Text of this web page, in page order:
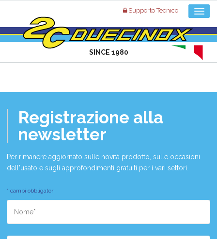
Supporto Tecnico
SINCE 1980
Registrazione alla
newsletter
Per rimanere aggiornato sulle novità prodotto, sulle occasioni
dell'usato e sugli approfondimenti gratuiti per i vari settori.
* campi obbligatori